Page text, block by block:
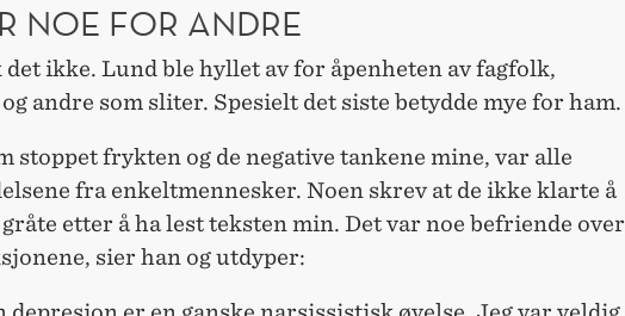
NOE FOR ANDRE
ikke. Lund ble hyllet av for åpenheten av fagfolk,
andre som sliter. Spesielt det siste betydde mye for ham.
stoppet frykten og de negative tankene mine, var alle
fra enkeltmennesker. Noen skrev at de ikke klarte å
gråte etter å ha lest teksten min. Det var noe befriende over
sier han og utdyper: